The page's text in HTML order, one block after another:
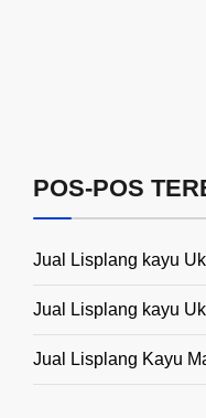
POS-POS
Jual Lisplang kayu
Jual Lisplang kayu
Jual Lisplang Kayu